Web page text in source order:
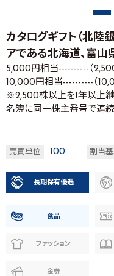
カタログギフト（北陸
アである北海道、富山
5,000円相当----------（
10,000円相当----------（
※2,500株以上を1年以上
名簿に同一株主番号で連
売買単位 100 割当基
長期保有優遇
食品
ファッション
金券